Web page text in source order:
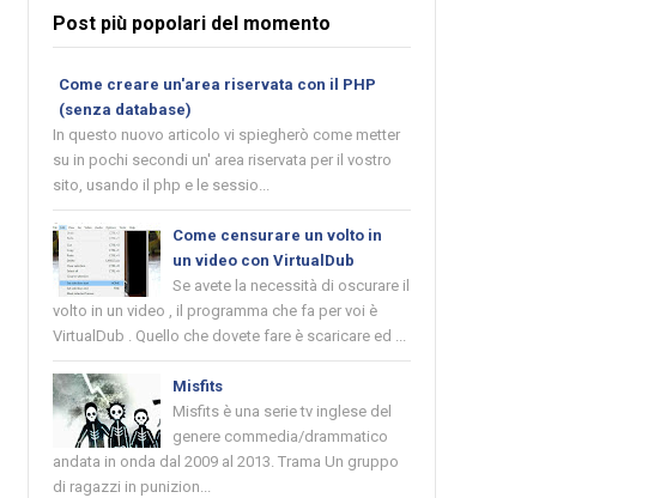
Post più popolari del momento
Come creare un'area riservata con il PHP
(senza database)
In questo nuovo articolo vi spiegherò come metter
su in pochi secondi un' area riservata per il vostro
sito, usando il php e le sessio...
Come censurare un volto in
un video con VirtualDub
Se avete la necessità di oscurare il
volto in un video , il programma che fa per voi è
VirtualDub . Quello che dovete fare è scaricare ed ...
Misfits
Misfits è una serie tv inglese del
genere commedia/drammatico
andata in onda dal 2009 al 2013. Trama Un gruppo
di ragazzi in punizion...